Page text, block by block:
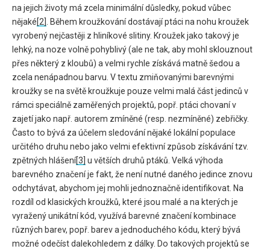
na jejich životy má zcela minimální důsledky, pokud vůbec
nějaké[2]
. Během kroužkování dostávají ptáci na nohu kroužek
vyrobený nejčastěji z hliníkové slitiny. Kroužek jako takový je
lehký, na noze volně pohyblivý (ale ne tak, aby mohl sklouznout
přes některý z kloubů) a velmi rychle získává matně šedou a
zcela nenápadnou barvu. V textu zmiňovanými barevnými
kroužky se na světě kroužkuje pouze velmi malá část jedinců v
rámci speciálně zaměřených projektů, popř. ptáci chovaní v
zajetí jako např. autorem zmíněné (resp. nezmíněné) zebřičky.
Často to bývá za účelem sledování nějaké lokální populace
určitého druhu nebo jako velmi efektivní způsob získávání tzv.
zpětných hlášení[3] u větších druhů ptáků. Velká výhoda
barevného značení je fakt, že není nutné daného jedince znovu
odchytávat, abychom jej mohli jednoznačně identifikovat. Na
rozdíl od klasických kroužků, které jsou malé a na kterých je
vyražený unikátní kód, využívá barevné značení kombinace
různých barev, popř. barev a jednoduchého kódu, který bývá
možné odečíst dalekohledem z dálky. Do takových projektů se